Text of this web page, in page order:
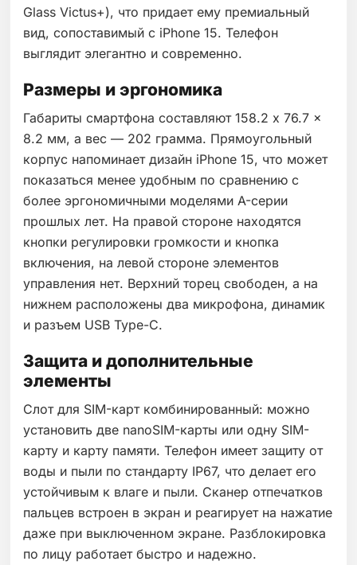
Glass Victus+), что придает ему премиальный
вид, сопоставимый с iPhone 15. Телефон
выглядит элегантно и современно.
Размеры и эргономика
Габариты смартфона составляют 158.2 x 76.7 x
8.2 мм, а вес — 202 грамма. Прямоугольный
корпус напоминает дизайн iPhone 15, что может
показаться менее удобным по сравнению с
более эргономичными моделями A-серии
прошлых лет. На правой стороне находятся
кнопки регулировки громкости и кнопка
включения, на левой стороне элементов
управления нет. Верхний торец свободен, а на
нижнем расположены два микрофона, динамик
и разъем USB Type-C.
Защита и дополнительные
элементы
Слот для SIM-карт комбинированный: можно
установить две nanoSIM-карты или одну SIM-
карту и карту памяти. Телефон имеет защиту от
воды и пыли по стандарту IP67, что делает его
устойчивым к влаге и пыли. Сканер отпечатков
пальцев встроен в экран и реагирует на нажатие
даже при выключенном экране. Разблокировка
по лицу работает быстро и надежно.